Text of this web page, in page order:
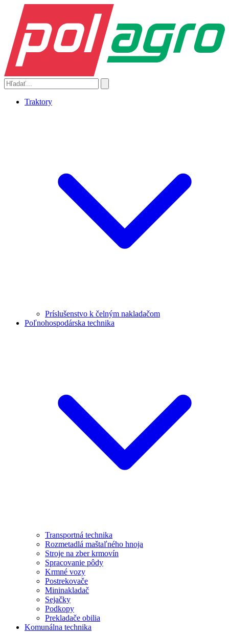
Traktory
Príslušenstvo k čelným nakladačom
Poľnohospodárska technika
Transportná technika
Rozmetadlá maštaľného hnoja
Stroje na zber krmovín
Spracovanie pôdy
Krmné vozy
Postrekovače
Mininakladač
Sejačky
Podkopy
Prekladače obilia
Komunálna technika